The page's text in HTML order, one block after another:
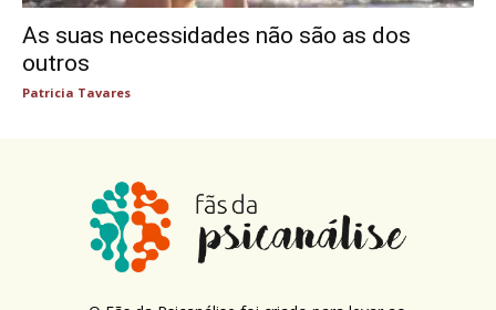
As suas necessidades não são as dos
outros
Patricia Tavares